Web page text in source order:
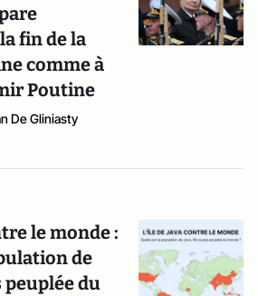
fin de la
comme à
Poutine
De Gliniasty
le monde :
de
peuplée du